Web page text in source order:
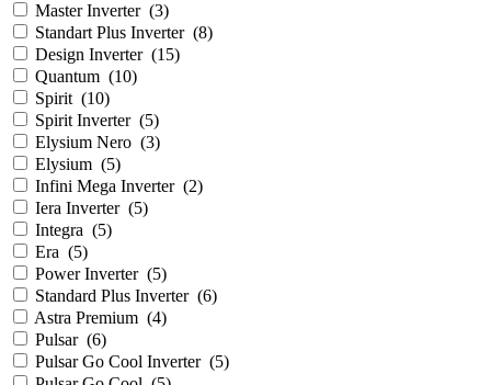
Master Inverter (3)
Standart Plus Inverter (8)
Design Inverter (15)
Quantum (10)
Spirit (10)
Spirit Inverter (5)
Elysium Nero (3)
Elysium (5)
Infini Mega Inverter (2)
Iera Inverter (5)
Integra (5)
Era (5)
Power Inverter (5)
Standard Plus Inverter (6)
Astra Premium (4)
Pulsar (6)
Pulsar Go Cool Inverter (5)